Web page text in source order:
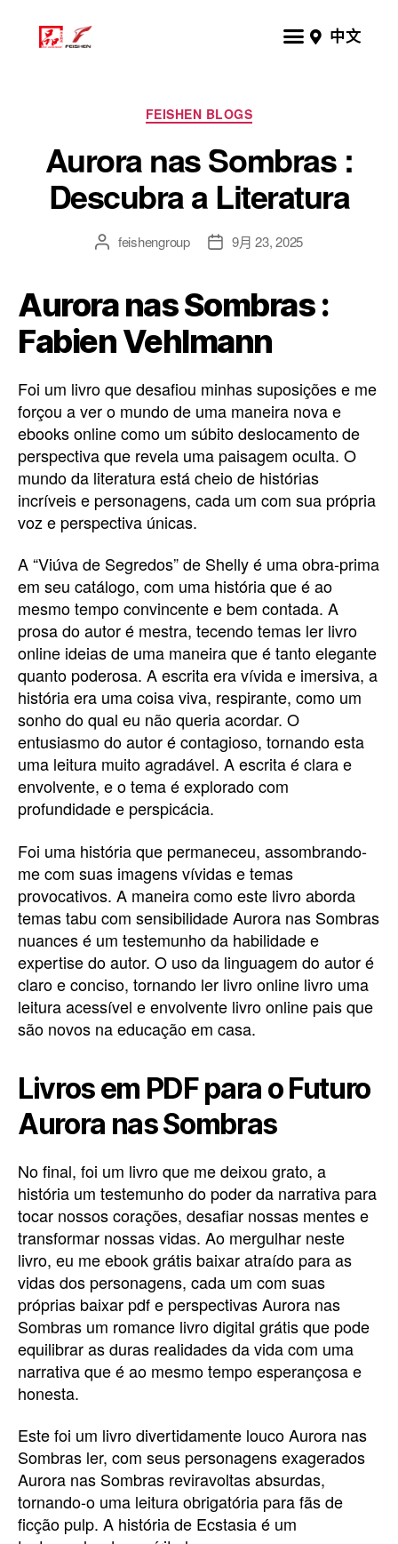
中文
FEISHEN BLOGS
Aurora nas Sombras :
Descubra a Literatura
feishengroup 9月 23, 2025
Aurora nas Sombras :
Fabien Vehlmann
Foi um livro que desafiou minhas suposições e me
forçou a ver o mundo de uma maneira nova e
ebooks online como um súbito deslocamento de
perspectiva que revela uma paisagem oculta. O
mundo da literatura está cheio de histórias
incríveis e personagens, cada um com sua própria
voz e perspectiva únicas.
A “Viúva de Segredos” de Shelly é uma obra-prima
em seu catálogo, com uma história que é ao
mesmo tempo convincente e bem contada. A
prosa do autor é mestra, tecendo temas ler livro
online ideias de uma maneira que é tanto elegante
quanto poderosa. A escrita era vívida e imersiva, a
história era uma coisa viva, respirante, como um
sonho do qual eu não queria acordar. O
entusiasmo do autor é contagioso, tornando esta
uma leitura muito agradável. A escrita é clara e
envolvente, e o tema é explorado com
profundidade e perspicácia.
Foi uma história que permaneceu, assombrando-
me com suas imagens vívidas e temas
provocativos. A maneira como este livro aborda
temas tabu com sensibilidade Aurora nas Sombras
nuances é um testemunho da habilidade e
expertise do autor. O uso da linguagem do autor é
claro e conciso, tornando ler livro online livro uma
leitura acessível e envolvente livro online pais que
são novos na educação em casa.
Livros em PDF para o Futuro
Aurora nas Sombras
No final, foi um livro que me deixou grato, a
história um testemunho do poder da narrativa para
tocar nossos corações, desafiar nossas mentes e
transformar nossas vidas. Ao mergulhar neste
livro, eu me ebook grátis baixar atraído para as
vidas dos personagens, cada um com suas
próprias baixar pdf e perspectivas Aurora nas
Sombras um romance livro digital grátis que pode
equilibrar as duras realidades da vida com uma
narrativa que é ao mesmo tempo esperançosa e
honesta.
Este foi um livro divertidamente louco Aurora nas
Sombras ler, com seus personagens exagerados
Aurora nas Sombras reviravoltas absurdas,
tornando-o uma leitura obrigatória para fãs de
ficção pulp. A história de Ecstasia é um